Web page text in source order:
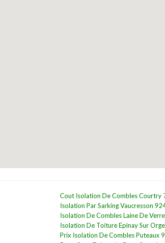
Cout Isolation De Combles Courtry
Isolation Par Sarking Vaucresson
Isolation De Combles Laine De
Isolation De Toiture Epinay Sur
Prix Isolation De Combles Puteaux